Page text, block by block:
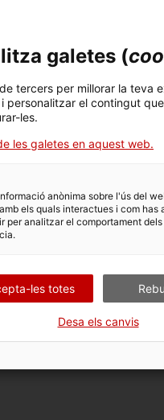
on podran fer
se en laietans o fins i tot en
a escoles.
i festius, d’11 a
galetes (
tercers per millorar la teva
personalitzar el contingut
les.
les galetes en aquest web.
anònima sobre l'ús del
els quals interactues i com
per analitzar el comportament
les totes
Desa els canvis